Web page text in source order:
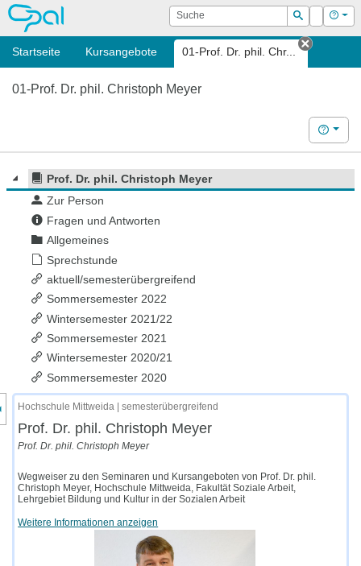
OPAL Suche
Suchen
Login Hilfe
Startseite Kursangebote 01-Prof. Dr. phil. Chr...
Tab
01-Prof. Dr. phil. Christoph Meyer
Hilfe
Prof. Dr. phil. Christoph Meyer
Zur Person
Fragen und Antworten
Allgemeines
Sprechstunde
aktuell/semesterübergreifend
Sommersemester 2022
Wintersemester 2021/22
Sommersemester 2021
Wintersemester 2020/21
Sommersemester 2020
des Kursmenüs
Hochschule Mittweida | semesterübergreifend
Prof. Dr. phil. Christoph Meyer
Prof. Dr. phil. Christoph Meyer
Wegweiser zu den Seminaren und Kursangeboten von Prof. Dr. phil.
Christoph Meyer, Hochschule Mittweida, Fakultät Soziale Arbeit,
Lehrgebiet Bildung und Kultur in der Sozialen Arbeit
Weitere Informationen anzeigen